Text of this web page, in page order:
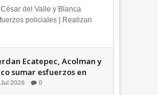
del Valle y Blanca
policiales | Realizan
Ecatepec, Acolman y
sumar esfuerzos en
Jul 2026 0